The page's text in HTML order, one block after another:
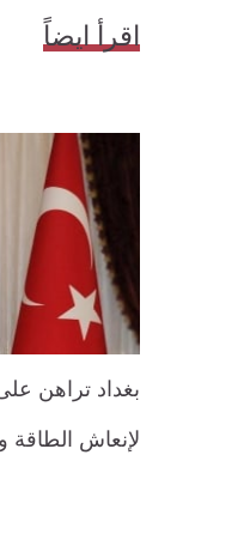
اقرأ ايضاً
بغداد تراهن
لإنعاش الطاقة